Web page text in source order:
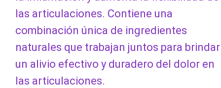
las articulaciones. Contiene una
combinación única de ingredientes
naturales que trabajan juntos para brindar
un alivio efectivo y duradero del dolor en
las articulaciones.